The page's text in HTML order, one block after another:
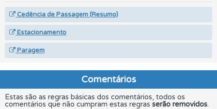
Cedência de Passagem (Resumo)
Estacionamento
Paragem
Comentários
Estas são as regras básicas dos comentários, todos os
comentários que não cumpram estas regras serão removidos.